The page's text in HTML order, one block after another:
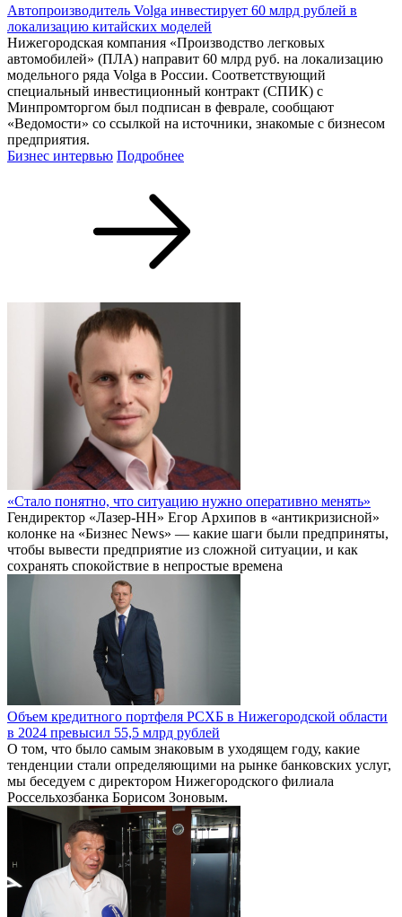
Автопроизводитель Volga инвестирует 60 млрд рублей в
локализацию китайских моделей
Нижегородская компания «Производство легковых
автомобилей» (ПЛА) направит 60 млрд руб. на локализацию
модельного ряда Volga в России. Соответствующий
специальный инвестиционный контракт (СПИК) с
Минпромторгом был подписан в феврале, сообщают
«Ведомости» со ссылкой на источники, знакомые с бизнесом
предприятия.
Бизнес интервью Подробнее
«Стало понятно, что ситуацию нужно оперативно менять»
Гендиректор «Лазер-НН» Егор Архипов в «антикризисной»
колонке на «Бизнес News» — какие шаги были предприняты,
чтобы вывести предприятие из сложной ситуации, и как
сохранять спокойствие в непростые времена
Объем кредитного портфеля РСХБ в Нижегородской области
в 2024 превысил 55,5 млрд рублей
О том, что было самым знаковым в уходящем году, какие
тенденции стали определяющими на рынке банковских услуг,
мы беседуем с директором Нижегородского филиала
Россельхозбанка Борисом Зоновым.